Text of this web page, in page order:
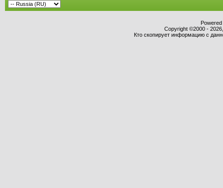
Copyright ©2000 -
Кто скопирует информацию с